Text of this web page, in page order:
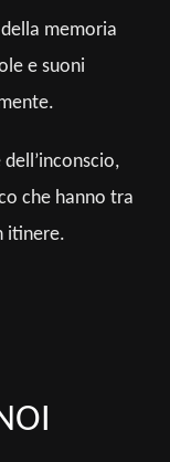
memoria
e suoni
che hanno tra
itinere.